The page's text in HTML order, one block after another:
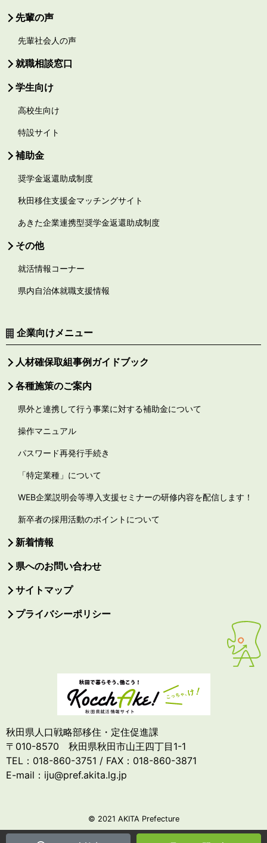
先輩の声
先輩社会人の声
就職相談窓口
学生向け
高校生向け
特設サイト
補助金
奨学金返還助成制度
秋田移住支援金マッチングサイト
あきた企業連携型奨学金返還助成制度
その他
就活情報コーナー
県内自治体就職支援情報
企業向けメニュー
人材確保取組事例ガイドブック
各種施策のご案内
県外と連携して行う事業に対する補助金について
操作マニュアル
パスワード再発行手続き
「特定業種」について
WEB企業説明会等導入支援セミナーの研修内容を配信します！
新卒者の採用活動のポイントについて
新着情報
県へのお問い合わせ
サイトマップ
プライバシーポリシー
秋田県人口戦略部移住・定住促進課
〒010-8570 秋田県秋田市山王四丁目1-1
TEL：018-860-3751 / FAX：018-860-3871
E-mail：iju@pref.akita.lg.jp
© 2021 AKITA Prefecture